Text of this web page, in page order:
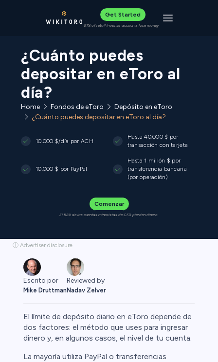
Get Started
61% of retail investor accounts lose money Toggle
¿Cuánto puedes
depositar en eToro al
día?
Home Fondos de eToro
Depósito en eToro
¿Cuánto puedes depositar en eToro al día?
10.000 $/día por ACH
Hasta 40.000 $ por
transacción con tarjeta
10.000 $ por PayPal
Hasta 1 millón $ por
transferencia bancaria
(por operación)
Comenzar
El 52% de las cuentas minoristas de CFD pierden dinero.
ⓘ Advertiser disclosure
Escrito por
Mike Druttman
Reviewed by
Nadav Zelver
El límite de depósito diario en eToro depende de
dos factores: el método que uses para ingresar
dinero y, en algunos casos, el nivel de tu cuenta.
La mayoría utiliza PayPal o transferencias